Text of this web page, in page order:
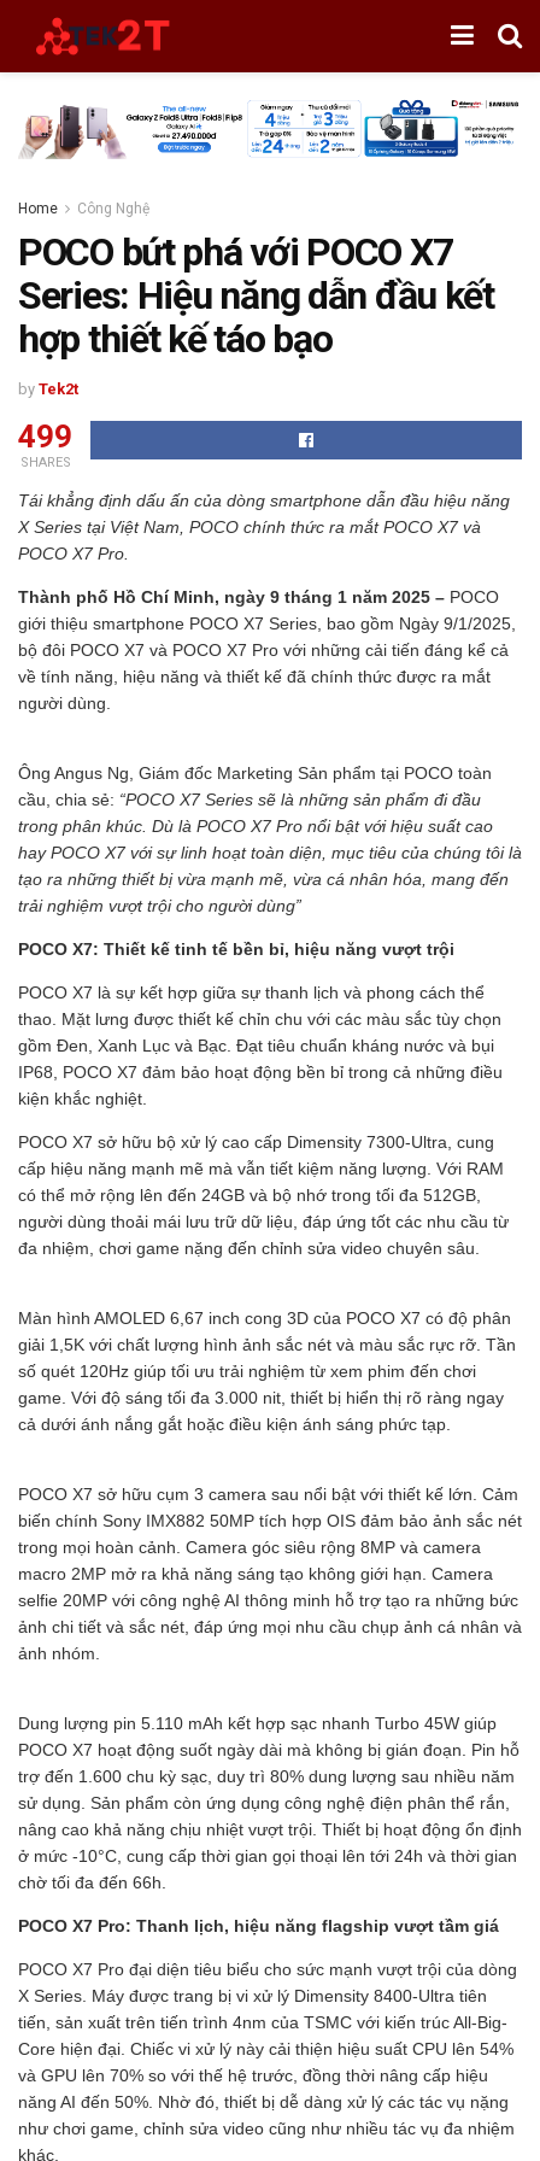
Home Công Nghệ
POCO bứt phá với POCO X7
Series: Hiệu năng dẫn đầu kết
hợp thiết kế táo bạo
by Tek2t
499
SHARES
Tái khẳng định dấu ấn của dòng smartphone dẫn đầu hiệu năng
X Series tại Việt Nam, POCO chính thức ra mắt POCO X7 và
POCO X7 Pro.
Thành phố Hồ Chí Minh, ngày 9 tháng 1 năm 2025 – POCO
giới thiệu smartphone POCO X7 Series, bao gồm Ngày 9/1/2025,
bộ đôi POCO X7 và POCO X7 Pro với những cải tiến đáng kể cả
về tính năng, hiệu năng và thiết kế đã chính thức được ra mắt
người dùng.
Ông Angus Ng, Giám đốc Marketing Sản phẩm tại POCO toàn
cầu, chia sẻ: “POCO X7 Series sẽ là những sản phẩm đi đầu
trong phân khúc. Dù là POCO X7 Pro nổi bật với hiệu suất cao
hay POCO X7 với sự linh hoạt toàn diện, mục tiêu của chúng tôi là
tạo ra những thiết bị vừa mạnh mẽ, vừa cá nhân hóa, mang đến
trải nghiệm vượt trội cho người dùng”
POCO X7: Thiết kế tinh tế bền bỉ, hiệu năng vượt trội
POCO X7 là sự kết hợp giữa sự thanh lịch và phong cách thể
thao. Mặt lưng được thiết kế chỉn chu với các màu sắc tùy chọn
gồm Đen, Xanh Lục và Bạc. Đạt tiêu chuẩn kháng nước và bụi
IP68, POCO X7 đảm bảo hoạt động bền bỉ trong cả những điều
kiện khắc nghiệt.
POCO X7 sở hữu bộ xử lý cao cấp Dimensity 7300-Ultra, cung
cấp hiệu năng mạnh mẽ mà vẫn tiết kiệm năng lượng. Với RAM
có thể mở rộng lên đến 24GB và bộ nhớ trong tối đa 512GB,
người dùng thoải mái lưu trữ dữ liệu, đáp ứng tốt các nhu cầu từ
đa nhiệm, chơi game nặng đến chỉnh sửa video chuyên sâu.
Màn hình AMOLED 6,67 inch cong 3D của POCO X7 có độ phân
giải 1,5K với chất lượng hình ảnh sắc nét và màu sắc rực rỡ. Tần
số quét 120Hz giúp tối ưu trải nghiệm từ xem phim đến chơi
game. Với độ sáng tối đa 3.000 nit, thiết bị hiển thị rõ ràng ngay
cả dưới ánh nắng gắt hoặc điều kiện ánh sáng phức tạp.
POCO X7 sở hữu cụm 3 camera sau nổi bật với thiết kế lớn. Cảm
biến chính Sony IMX882 50MP tích hợp OIS đảm bảo ảnh sắc nét
trong mọi hoàn cảnh. Camera góc siêu rộng 8MP và camera
macro 2MP mở ra khả năng sáng tạo không giới hạn. Camera
selfie 20MP với công nghệ AI thông minh hỗ trợ tạo ra những bức
ảnh chi tiết và sắc nét, đáp ứng mọi nhu cầu chụp ảnh cá nhân và
ảnh nhóm.
Dung lượng pin 5.110 mAh kết hợp sạc nhanh Turbo 45W giúp
POCO X7 hoạt động suốt ngày dài mà không bị gián đoạn. Pin hỗ
trợ đến 1.600 chu kỳ sạc, duy trì 80% dung lượng sau nhiều năm
sử dụng. Sản phẩm còn ứng dụng công nghệ điện phân thể rắn,
nâng cao khả năng chịu nhiệt vượt trội. Thiết bị hoạt động ổn định
ở mức -10°C, cung cấp thời gian gọi thoại lên tới 24h và thời gian
chờ tối đa đến 66h.
POCO X7 Pro: Thanh lịch, hiệu năng flagship vượt tầm giá
POCO X7 Pro đại diện tiêu biểu cho sức mạnh vượt trội của dòng
X Series. Máy được trang bị vi xử lý Dimensity 8400-Ultra tiên
tiến, sản xuất trên tiến trình 4nm của TSMC với kiến trúc All-Big-
Core hiện đại. Chiếc vi xử lý này cải thiện hiệu suất CPU lên 54%
và GPU lên 70% so với thế hệ trước, đồng thời nâng cấp hiệu
năng AI đến 50%. Nhờ đó, thiết bị dễ dàng xử lý các tác vụ nặng
như chơi game, chỉnh sửa video cũng như nhiều tác vụ đa nhiệm
khác.